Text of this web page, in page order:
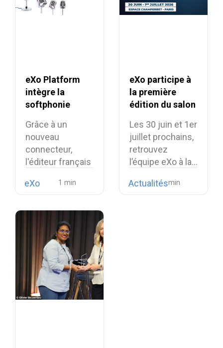
eXo Platform
intègre la
softphonie
renforce son
alternative
européenne aux
suites
collaboratives
Grâce à un
nouveau
connecteur,
l'éditeur français
téléphonie open
eXo
eXo participe à
la première
édition du salon
Numérique
Les 30 juin et 1er
juillet prochains,
retrouvez
l’équipe eXo à la…
Actualités